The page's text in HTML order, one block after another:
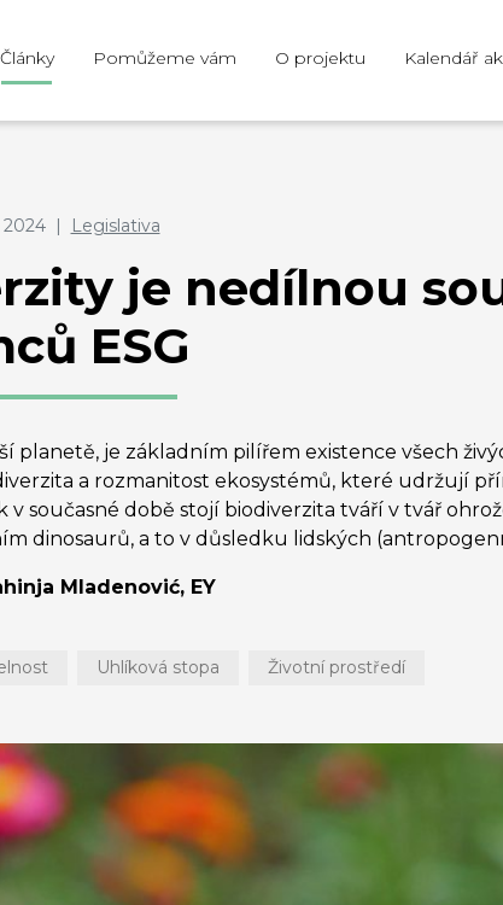
Články Pomůžeme vám O projektu Kalendář
2024 | Legislativa
je nedílnou
ESG
planetě, je základním pilířem existence všech
a rozmanitost ekosystémů, které udržují
v současné době stojí biodiverzita tváří v tvář
dinosaurů, a to v důsledku lidských
Mladenović, EY
Uhlíková stopa Životní prostředí